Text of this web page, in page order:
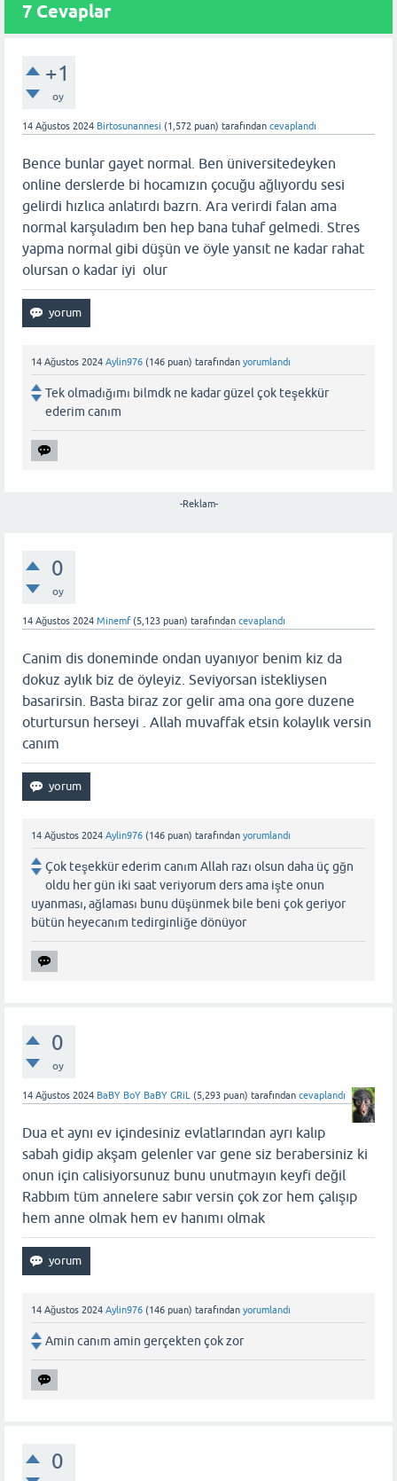
7 Cevaplar
+1
oy
14 Ağustos 2024 Birtosunannesi (1,572 puan) tarafından cevaplandı
Bence bunlar gayet normal. Ben üniversitedeyken
online derslerde bi hocamızın çocuğu ağlıyordu sesi
gelirdi hızlıca anlatırdı bazrn. Ara verirdi falan ama
normal karşuladım ben hep bana tuhaf gelmedi. Stres
yapma normal gibi düşün ve öyle yansıt ne kadar rahat
olursan o kadar iyi olur
14 Ağustos 2024 Aylin976 (146 puan) tarafından yorumlandı
Tek olmadığımı bilmdk ne kadar güzel çok teşekkür
ederim canım
-Reklam-
0
oy
14 Ağustos 2024 Minemf (5,123 puan) tarafından cevaplandı
Canim dis doneminde ondan uyanıyor benim kiz da
dokuz aylık biz de öyleyiz. Seviyorsan istekliysen
basarirsin. Basta biraz zor gelir ama ona gore duzene
oturtursun herseyi . Allah muvaffak etsin kolaylık versin
canım
14 Ağustos 2024 Aylin976 (146 puan) tarafından yorumlandı
Çok teşekkür ederim canım Allah razı olsun daha üç gğn
oldu her gün iki saat veriyorum ders ama işte onun
uyanması, ağlaması bunu düşünmek bile beni çok geriyor
bütün heyecanım tedirginliğe dönüyor
0
oy
14 Ağustos 2024 BaBY BoY BaBY GRiL (5,293 puan) tarafından cevaplandı
Dua et aynı ev içindesiniz evlatlarından ayrı kalıp
sabah gidip akşam gelenler var gene siz berabersiniz ki
onun için calisiyorsunuz bunu unutmayın keyfi değil
Rabbım tüm annelere sabır versin çok zor hem çalışıp
hem anne olmak hem ev hanımı olmak
14 Ağustos 2024 Aylin976 (146 puan) tarafından yorumlandı
Amin canım amin gerçekten çok zor
0